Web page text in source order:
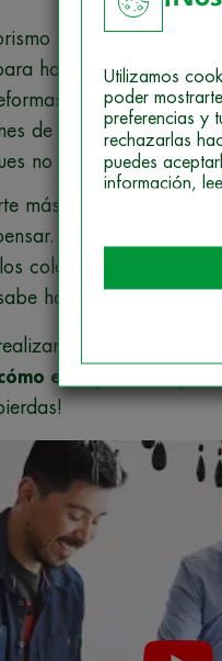
no solo consiste
hacerlos más
derribar y
de electricidad y
no lo dudes: lo es,
más vistosa de la
Hay que estar al
colores, controlar la
hacer bien.
estas
es el proceso que
Utilizamos
poder
preferencias y
rechazarlas
puedes
información,